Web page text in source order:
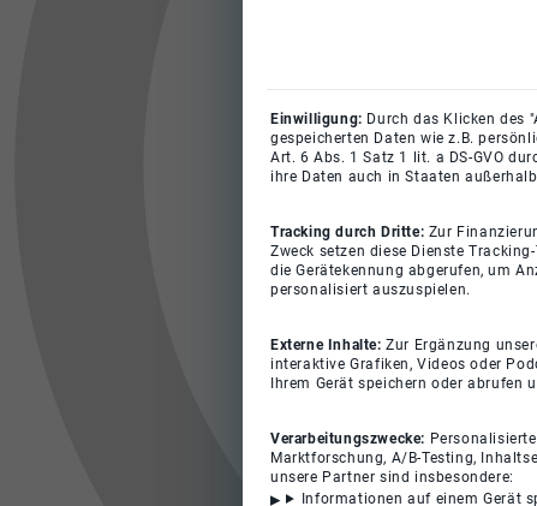
Einwilligung: Durch das Klicken des
gespeicherten Daten wie z.B.
Art. 6 Abs. 1 Satz 1 lit. a DS-GVO
ihre Daten auch in Staaten
Tracking durch Dritte: Zur
Zweck setzen diese Dienste
die Gerätekennung abgerufen, um
personalisiert auszuspielen.
Externe Inhalte:Zur Ergänzung
interaktive Grafiken, Videos oder
Ihrem Gerät speichern oder abrufen
Verarbeitungszwecke:
Marktforschung, A/B-Testing,
unsere Partner sind insbesondere:
Informationen auf einem Gerät